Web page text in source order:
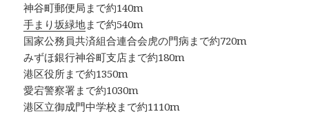
神谷町郵便局まで約140m
手まり坂緑地まで約540m
国家公務員共済組合連合会虎の門病まで約720m
みずほ銀行神谷町支店まで約180m
港区役所まで約1350m
愛宕警察署まで約1030m
港区立御成門中学校まで約1110m